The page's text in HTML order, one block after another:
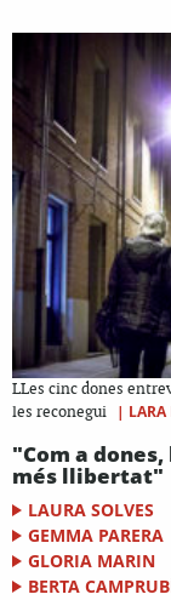
LLes cinc dones
les reconegui
| LARA
"Com a
més llibertat"
LAURA SOLVES
GEMMA PARERA
GLORIA MARIN
BERTA